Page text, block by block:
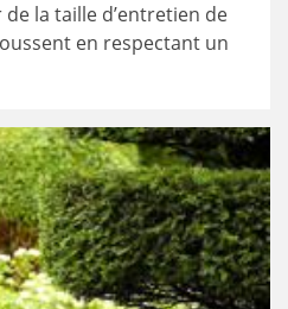
la taille d’entretien de
en respectant un